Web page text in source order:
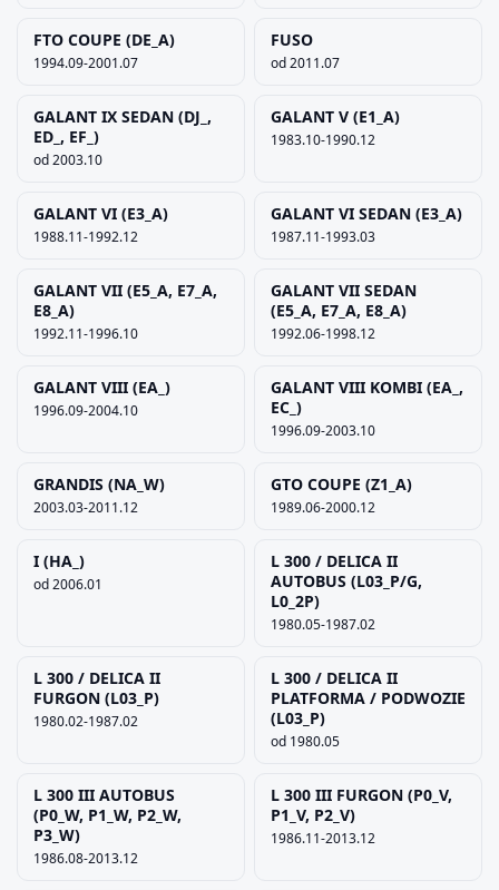
FTO COUPE (DE_A)
1994.09-2001.07
FUSO
od 2011.07
GALANT IX SEDAN (DJ_,
ED_, EF_)
od 2003.10
GALANT V (E1_A)
1983.10-1990.12
GALANT VI (E3_A)
1988.11-1992.12
GALANT VI SEDAN (E3_A)
1987.11-1993.03
GALANT VII (E5_A, E7_A,
E8_A)
1992.11-1996.10
GALANT VII SEDAN
(E5_A, E7_A, E8_A)
1992.06-1998.12
GALANT VIII (EA_)
1996.09-2004.10
GALANT VIII KOMBI (EA_,
EC_)
1996.09-2003.10
GRANDIS (NA_W)
2003.03-2011.12
GTO COUPE (Z1_A)
1989.06-2000.12
I (HA_)
od 2006.01
L 300 / DELICA II
AUTOBUS (L03_P/G,
L0_2P)
1980.05-1987.02
L 300 / DELICA II
FURGON (L03_P)
1980.02-1987.02
L 300 / DELICA II
PLATFORMA / PODWOZIE
(L03_P)
od 1980.05
L 300 III AUTOBUS
(P0_W, P1_W, P2_W,
P3_W)
1986.08-2013.12
L 300 III FURGON (P0_V,
P1_V, P2_V)
1986.11-2013.12